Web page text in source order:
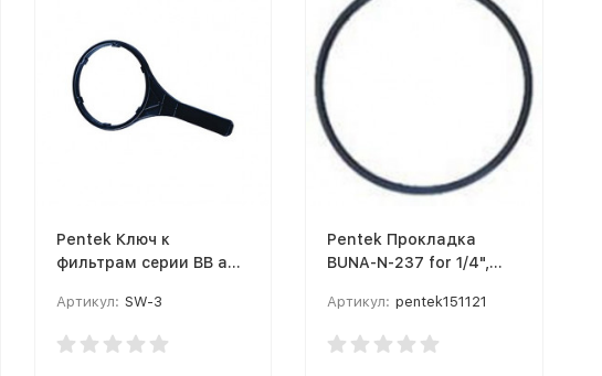
Pentek Ключ к
фильтрам серии ВВ арт.
Артикул: SW-3
Pentek Прокладка
BUNA-N-237 for 1/4",
Housings, арт. 151121
Артикул: pentek151121